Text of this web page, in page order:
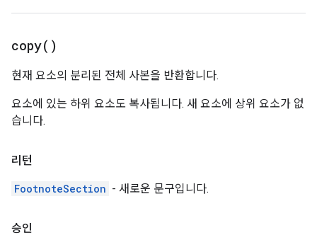
copy( )
현재 요소의 분리된 전체 사본을 반환합니다.
요소에 있는 하위 요소도 복사됩니다. 새 요소에 상위 요소가 없
습니다.
리턴
FootnoteSection - 새로운 문구입니다.
승인